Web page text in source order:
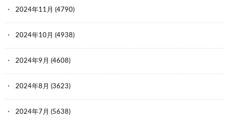
2024年11月 (4790)
2024年10月 (4938)
2024年9月 (4608)
2024年8月 (3623)
2024年7月 (5638)